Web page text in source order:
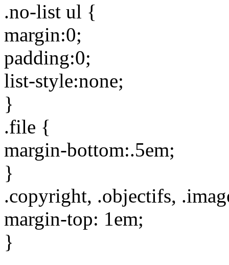
.no-list ul {
margin:0;
padding:0;
list-style:none;
}
.file {
margin-bottom:.5em;
}
.copyright, .objectifs,
margin-top: 1em;
}